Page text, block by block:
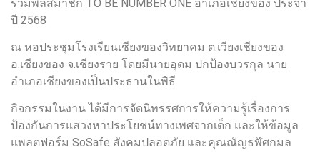
รวมพลสมาชิก TO BE NUMBER ONE อำเภอเชียงของ ประจำ
ปี 2568
ณ หอประชุมโรงเรียนเชียงของวิทยาคม ต.เวียงเชียงของ
อ.เชียงของ จ.เชียงราย โดยมีนายอุดม ปกป้องบวรกุล นาย
อำเภอเชียงของเป็นประธานในพิธี
กิจกรรมในงาน ได้มีการจัดนิทรรศการให้ความรู้เรื่องการ
ป้องกันการแสวงหาประโยชน์ทางเพศจากเด็ก และให้ข้อมูล
แพลตฟอร์ม SoSafe สังคมปลอดภัย และคุณณัญธฬัศกมล